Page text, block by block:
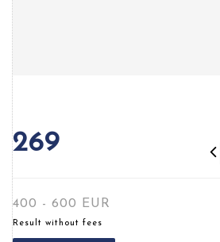
269
400 - 600 EUR
Result without fees